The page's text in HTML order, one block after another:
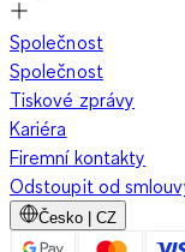
ochranu hlavy
Celoplošný
vzduchu či
Důležitá je i
nezapařilyoblečení.
Společnost
Společnost
Tiskové zprávy
Kariéra
Firemní kontakty
Odstoupit od
Česko | CZ